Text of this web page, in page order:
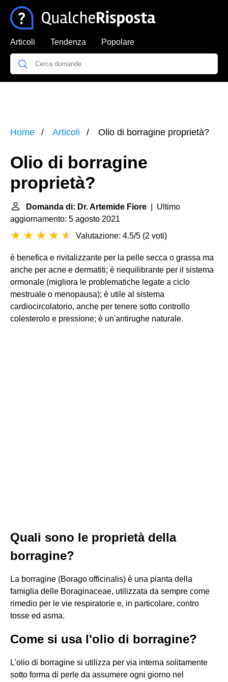
Articoli Tendenza Popolare
Home Articoli Olio di borragine proprietà?
Olio di borragine
proprietà?
Domanda di: Dr. Artemide Fiore | Ultimo
aggiornamento: 5 agosto 2021
Valutazione: 4.5/5 (2 voti)
è benefica e rivitalizzante per la pelle secca o grassa ma
anche per acne e dermatiti; è riequilibrante per il sistema
ormonale (migliora le problematiche legate a ciclo
mestruale o menopausa); è utile al sistema
cardiocircolatorio, anche per tenere sotto controllo
colesterolo e pressione; è un'antirughe naturale.
Quali sono le proprietà della
borragine?
La borragine (Borago officinalis) è una pianta della
famiglia delle Boraginaceae, utilizzata da sempre come
rimedio per le vie respiratorie e, in particolare, contro
tosse ed asma.
Come si usa l'olio di borragine?
L'olio di borragine si utilizza per via interna solitamente
sotto forma di perle da assumere ogni giorno nel